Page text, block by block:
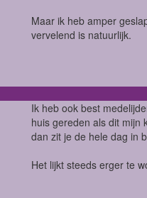
Maar ik heb amper
vervelend is natuurlijk.
Ik heb ook best
huis gereden als dit mijn
dan zit je de hele dag in
Het lijkt steeds erger te